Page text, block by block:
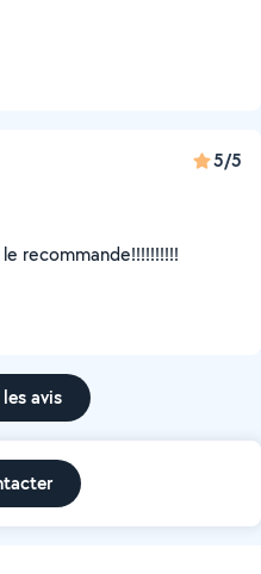
5/5
recommande!!!!!!!!!!
avis